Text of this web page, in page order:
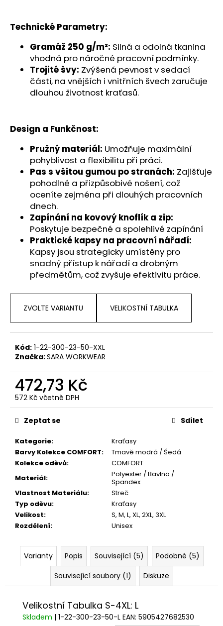
Technické Parametry:
Gramáž 250 g/m²: Silná a odolná tkanina
vhodná pro náročné pracovní podmínky.
Trojité švy: Zvýšená pevnost v sedací
části, na vnějších i vnitřních švech zaručuje
dlouhou životnost kraťasů.
Design a Funkčnost:
Pružný materiál: Umožňuje maximální
pohyblivost a flexibilitu při práci.
Pas s všitou gumou po stranách: Zajišťuje
pohodlné a přizpůsobivé nošení, což
oceníte zejména při dlouhých pracovních
dnech.
Zapínání na kovový knoflík a zip:
Poskytuje bezpečné a spolehlivé zapínání
Praktické kapsy na pracovní nářadí:
Kapsy jsou strategicky umístěny pro
snadný přístup k nářadí a drobným
předmětům, což zvyšuje efektivitu práce.
ZVOLTE VARIANTU VELIKOSTNÍ TABULKA
Kód: 1-22-300-23-50-XXL
Značka:SARA WORKWEAR
472,73 Kč
572 Kč včetně DPH
Měrná
cena:
Kategorie:
Kraťasy
Barvy Kolekce COMFORT:
Tmavě modrá / Šedá
Kolekce oděvů:
COMFORT
Materiál:
Polyester / Bavlna /
Spandex
Vlastnost Materiálu:
Streč
Typ oděvu:
Kraťasy
Velikost: S, M, L, XL, 2XL, 3XL
Rozdělení: Unisex
Zeptat se Sdílet
Varianty Popis Související (5)
Podobné (5)
Související soubory (1)
Diskuze
Velikostní Tabulka S-4XL: L
Skladem | 1-22-300-23-50-L EAN: 5905427682530